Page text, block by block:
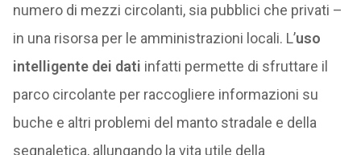
numero di mezzi circolanti, sia pubblici che privati –
in una risorsa per le amministrazioni locali. L’uso
intelligente dei dati infatti permette di sfruttare il
parco circolante per raccogliere informazioni su
buche e altri problemi del manto stradale e della
segnaletica, allungando la vita utile della